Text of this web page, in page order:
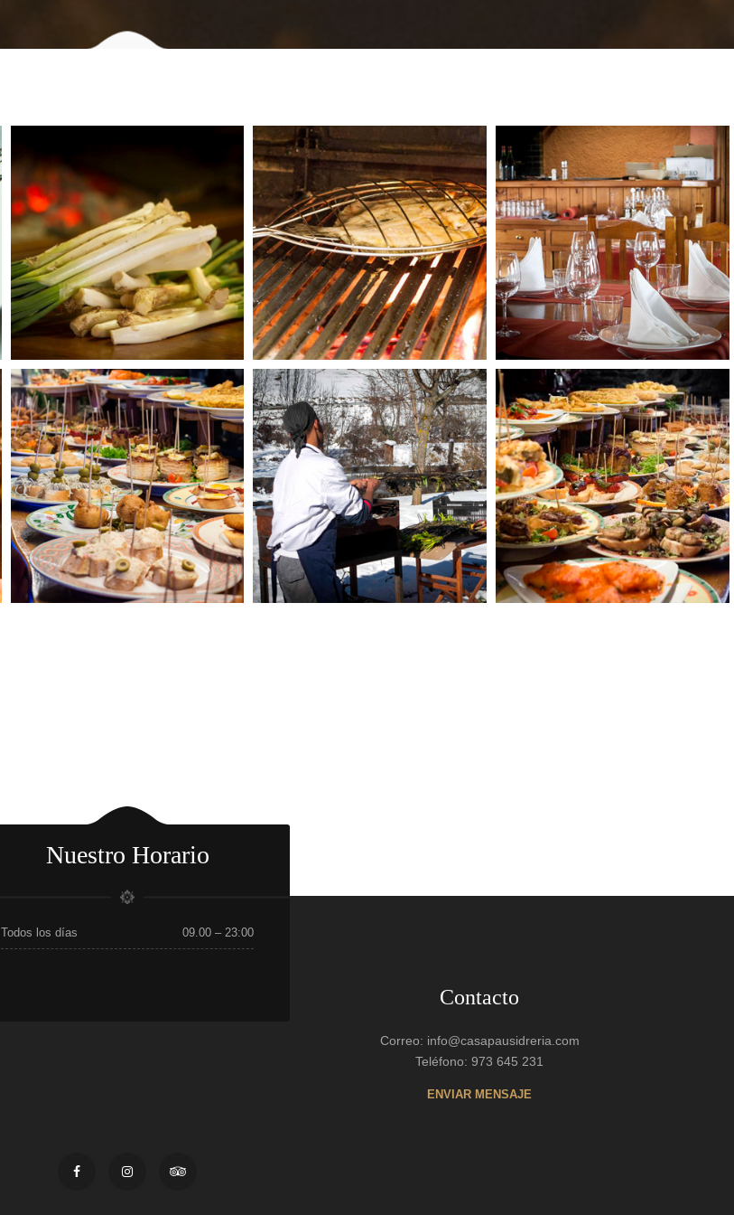
Nuestro Horario
Todos los días 09.00 – 23:00
Contacto
Correo: info@casapausidreria.com
Teléfono: 973 645 231
ENVIAR MENSAJE